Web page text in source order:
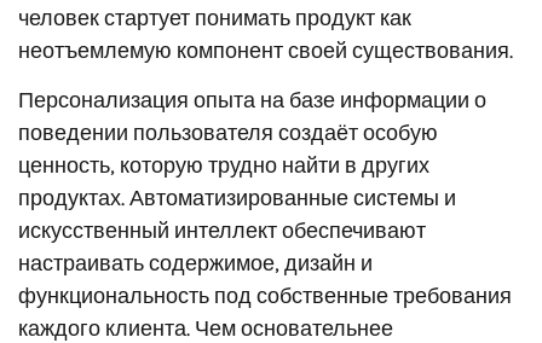
человек стартует понимать продукт как
неотъемлемую компонент своей существования.
Персонализация опыта на базе информации о
поведении пользователя создаёт особую
ценность, которую трудно найти в других
продуктах. Автоматизированные системы и
искусственный интеллект обеспечивают
настраивать содержимое, дизайн и
функциональность под собственные требования
каждого клиента. Чем основательнее